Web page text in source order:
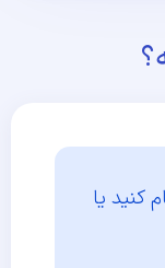
کنید یا